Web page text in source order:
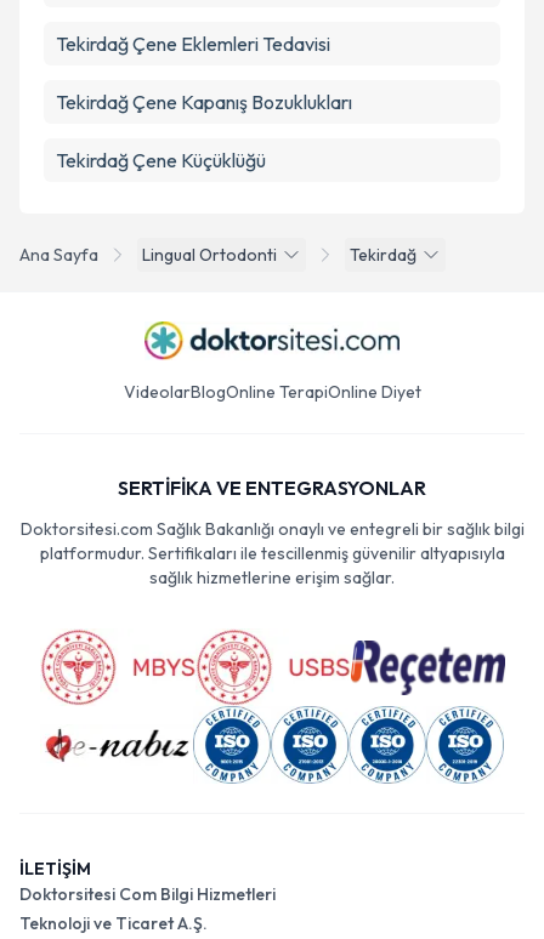
Ana Sayfa Lingual Ortodonti Tekirdağ
Tekirdağ Çene Eklemleri Tedavisi
Tekirdağ Çene Kapanış Bozuklukları
Tekirdağ Çene Küçüklüğü
VideolarBlogOnline TerapiOnline Diyet
SERTİFİKA VE ENTEGRASYONLAR
Doktorsitesi.com Sağlık Bakanlığı onaylı ve entegreli bir sağlık bilgi
platformudur. Sertifikaları ile tescillenmiş güvenilir altyapısıyla
sağlık hizmetlerine erişim sağlar.
İLETİŞİM
Doktorsitesi Com Bilgi Hizmetleri
Teknoloji ve Ticaret A.Ş.